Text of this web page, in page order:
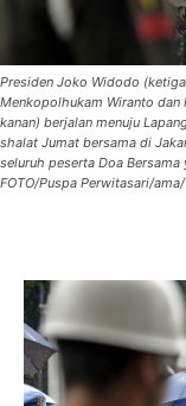
Presiden Joko Widodo
Menkopolhukam Wiranto dan
kanan) berjalan menuju
shalat Jumat bersama di
seluruh peserta Doa Bersama
FOTO/Puspa Perwitasari/